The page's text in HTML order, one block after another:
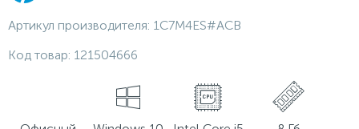
Артикул производителя: 1C7M4ES#ACB
Код товар: 121504666